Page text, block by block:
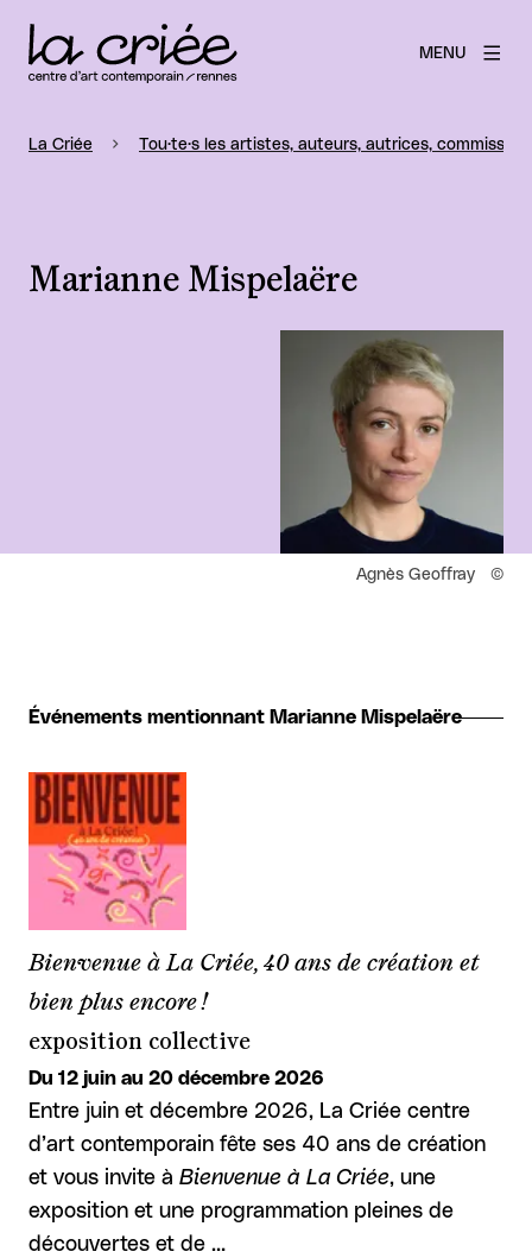
MENU
La Criée Tou·te·s les artistes, auteurs, autrices,
Marianne Mispelaëre
Agrandir
Droits réservés :
Agnès Geoffray
Événements mentionnant Marianne Mispelaëre
Bienvenue à La Criée, 40 ans de création et
bien plus encore !
exposition collective
Du 12 juin au 20 décembre 2026
Entre juin et décembre 2026, La Criée centre
d’art contemporain fête ses 40 ans de création
et vous invite à Bienvenue à La Criée, une
exposition et une programmation pleines de
découvertes et de …